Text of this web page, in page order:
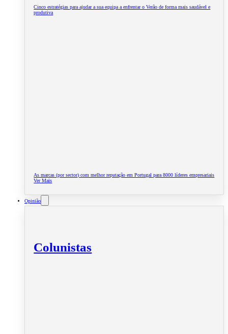
Cinco estratégias para ajudar a sua equipa a enfrentar o Verão de forma mais saudável e
produtiva
As marcas (por sector) com melhor reputação em Portugal para 8000 líderes empresariais
Ver Mais
Opinião
Colunistas